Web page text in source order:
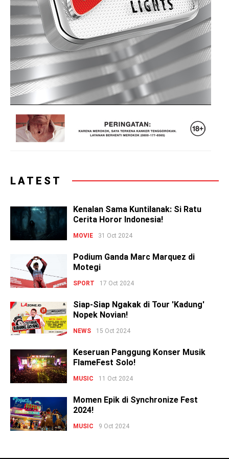
LATEST
Kenalan Sama Kuntilanak: Si Ratu
Cerita Horor Indonesia!
MOVIE 31 Oct 2024
Podium Ganda Marc Marquez di
Motegi
SPORT 17 Oct 2024
Siap-Siap Ngakak di Tour 'Kadung'
Nopek Novian!
NEWS 15 Oct 2024
Keseruan Panggung Konser Musik
FlameFest Solo!
MUSIC 11 Oct 2024
Momen Epik di Synchronize Fest
2024!
MUSIC 9 Oct 2024